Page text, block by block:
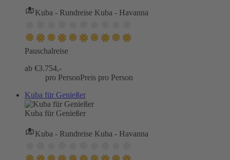
Kuba - Rundreise Kuba - Havanna
Pauschalreise
ab €3.754,-
pro PersonPreis pro Person
Kuba für Genießer
Kuba für Genießer
Kuba - Rundreise Kuba - Havanna